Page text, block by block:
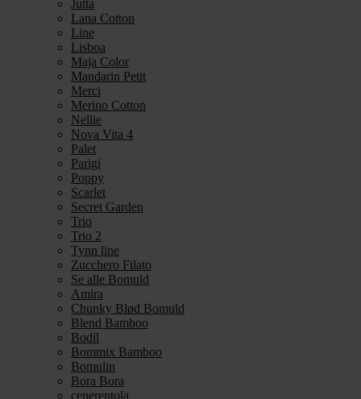
Jutta
Lana Cotton
Line
Lisboa
Maja Color
Mandarin Petit
Merci
Merino Cotton
Nellie
Nova Vita 4
Palet
Parigi
Poppy
Scarlet
Secret Garden
Trio
Trio 2
Tynn line
Zucchero Filato
Se alle Bomuld
Amira
Chunky Blød Bomuld
Blend Bamboo
Bodil
Bommix Bamboo
Bomulin
Bora Bora
cenerentola